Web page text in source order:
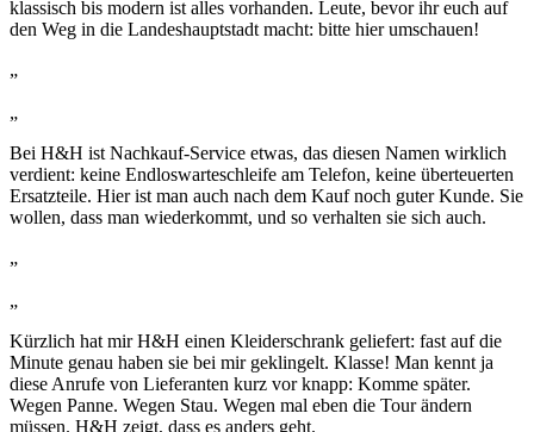
klassisch bis modern ist alles vorhanden. Leute, bevor ihr euch auf
den Weg in die Landeshauptstadt macht: bitte hier umschauen!
„
„
Bei H&H ist Nachkauf-Service etwas, das diesen Namen wirklich
verdient: keine Endloswarteschleife am Telefon, keine überteuerten
Ersatzteile. Hier ist man auch nach dem Kauf noch guter Kunde. Sie
wollen, dass man wiederkommt, und so verhalten sie sich auch.
„
„
Kürzlich hat mir H&H einen Kleiderschrank geliefert: fast auf die
Minute genau haben sie bei mir geklingelt. Klasse! Man kennt ja
diese Anrufe von Lieferanten kurz vor knapp: Komme später.
Wegen Panne. Wegen Stau. Wegen mal eben die Tour ändern
müssen. H&H zeigt, dass es anders geht.